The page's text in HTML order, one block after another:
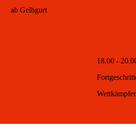
ab Gelbgurt
18.00 -
Wettkämpfer